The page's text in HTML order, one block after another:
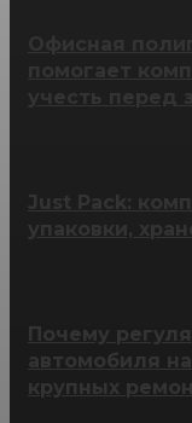
Почему
автомобиля
крупных